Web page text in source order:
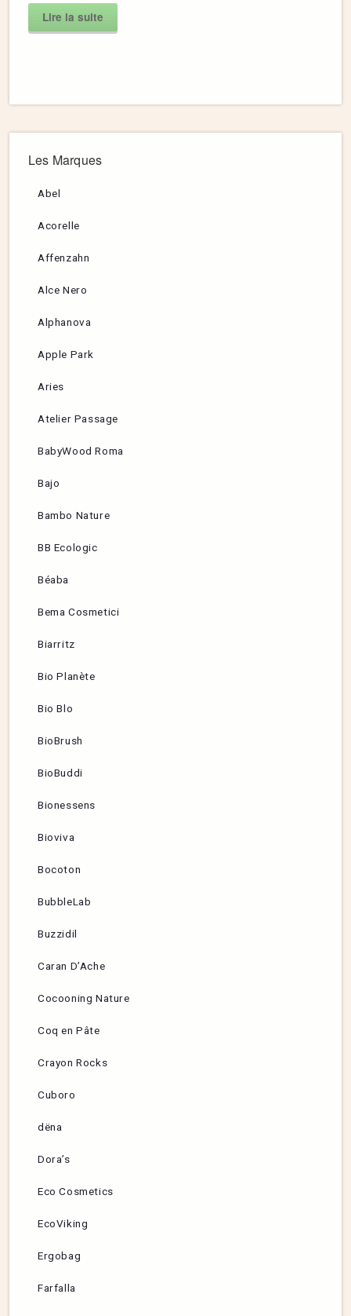
Lire la suite
Les Marques
Abel
Acorelle
Affenzahn
Alce Nero
Alphanova
Apple Park
Aries
Atelier Passage
BabyWood Roma
Bajo
Bambo Nature
BB Ecologic
Béaba
Bema Cosmetici
Biarritz
Bio Planète
Bio Blo
BioBrush
BioBuddi
Bionessens
Bioviva
Bocoton
BubbleLab
Buzzidil
Caran D’Ache
Cocooning Nature
Coq en Pâte
Crayon Rocks
Cuboro
dëna
Dora’s
Eco Cosmetics
EcoViking
Ergobag
Farfalla